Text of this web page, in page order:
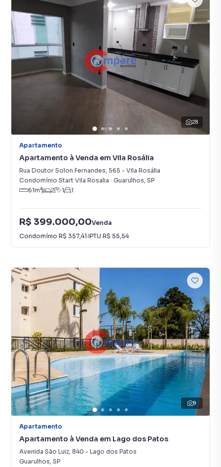
28
Apartamento
Apartamento à Venda em Vila Rosália
Rua Doutor Solon Fernandes, 565 - Vila Rosália
Condomínio Start Vila Rosalia · Guarulhos, SP
61m² 2 1 1
R$ 399.000,00Venda
Condomínio R$ 357,41·IPTU R$ 55,54
9
Apartamento
Apartamento à Venda em Lago dos Patos
Avenida São Luiz, 840 - Lago dos Patos
Guarulhos, SP